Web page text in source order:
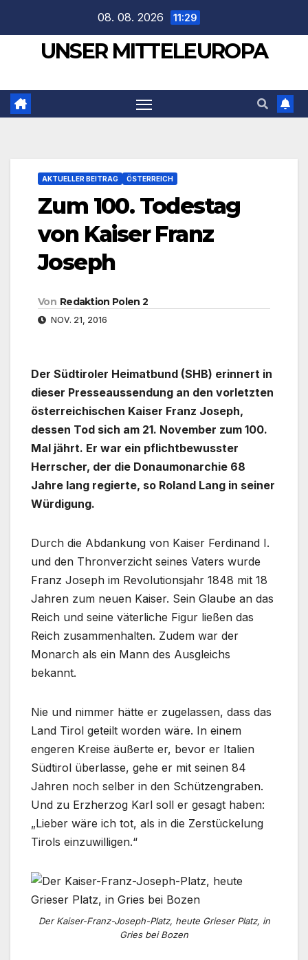
springen
08. 08. 2026 11:29
UNSER MITTELEUROPA
AKTUELLER BEITRAG ÖSTERREICH
Zum 100. Todestag
von Kaiser Franz
Joseph
Von Redaktion Polen 2
NOV. 21, 2016
Der Südtiroler Heimatbund (SHB) erinnert in
dieser Presseaussendung an den vorletzten
österreichischen Kaiser Franz Joseph,
dessen Tod sich am 21. November zum 100.
Mal jährt. Er war ein pflichtbewusster
Herrscher, der die Donaumonarchie 68
Jahre lang regierte, so Roland Lang in seiner
Würdigung.
Durch die Abdankung von Kaiser Ferdinand I.
und den Thronverzicht seines Vaters wurde
Franz Joseph im Revolutionsjahr 1848 mit 18
Jahren zum neuen Kaiser. Sein Glaube an das
Reich und seine väterliche Figur ließen das
Reich zusammenhalten. Zudem war der
Monarch als ein Mann des Ausgleichs
bekannt.
Nie und nimmer hätte er zugelassen, dass das
Land Tirol geteilt worden wäre. In einem
engeren Kreise äußerte er, bevor er Italien
Südtirol überlasse, gehe er mit seinen 84
Jahren noch selber in den Schützengraben.
Und zu Erzherzog Karl soll er gesagt haben:
„Lieber wäre ich tot, als in die Zerstückelung
Tirols einzuwilligen.“
Der Kaiser-Franz-Joseph-Platz, heute Grieser Platz, in
Gries bei Bozen